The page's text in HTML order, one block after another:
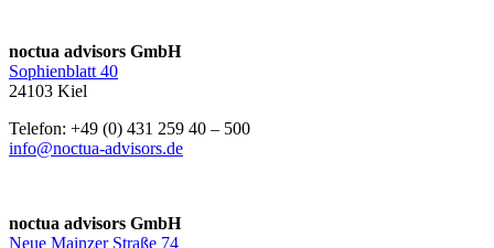
noctua advisors GmbH
Sophienblatt 40
24103 Kiel
Telefon: +49 (0) 431 259 40 – 500
info@noctua-advisors.de
noctua advisors GmbH
Neue Mainzer Straße 74